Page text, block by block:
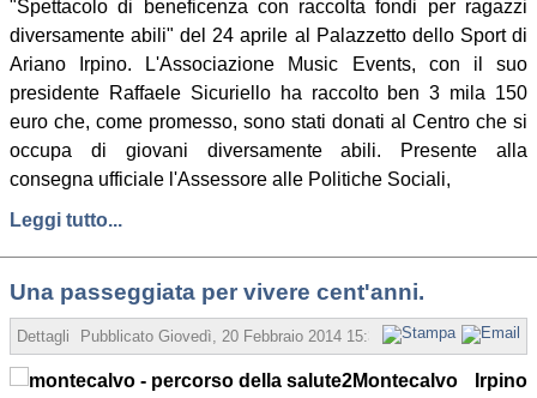
"Spettacolo di beneficenza con raccolta fondi per ragazzi
diversamente abili" del 24 aprile al Palazzetto dello Sport di
Ariano Irpino. L'Associazione Music Events, con il suo
presidente Raffaele Sicuriello ha raccolto ben 3 mila 150
euro che, come promesso, sono stati donati al Centro che si
occupa di giovani diversamente abili. Presente alla
consegna ufficiale l'Assessore alle Politiche Sociali,
Leggi tutto...
Una passeggiata per vivere cent'anni.
Dettagli Pubblicato Giovedì, 20 Febbraio 2014 15:35 Scritto da
Montecalvo Irpino